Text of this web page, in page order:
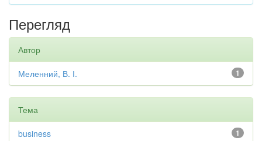
Перегляд
Автор
1
Меленний, В. І.
Тема
1
business